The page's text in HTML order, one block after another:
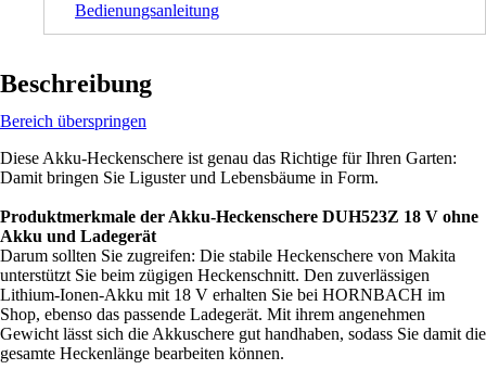
Bedienungsanleitung
Beschreibung
Bereich überspringen
Diese Akku-Heckenschere ist genau das Richtige für Ihren Garten:
Damit bringen Sie Liguster und Lebensbäume in Form.
Produktmerkmale der Akku-Heckenschere DUH523Z 18 V ohne
Akku und Ladegerät
Darum sollten Sie zugreifen: Die stabile Heckenschere von Makita
unterstützt Sie beim zügigen Heckenschnitt. Den zuverlässigen
Lithium-Ionen-Akku mit 18 V erhalten Sie bei HORNBACH im
Shop, ebenso das passende Ladegerät. Mit ihrem angenehmen
Gewicht lässt sich die Akkuschere gut handhaben, sodass Sie damit die
gesamte Heckenlänge bearbeiten können.